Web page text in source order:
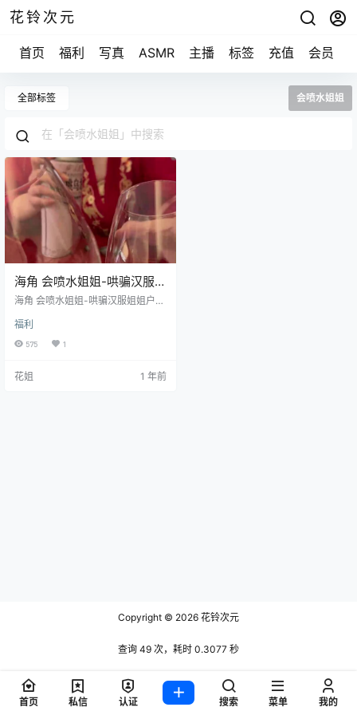
花铃次元
首页 福利 写真 ASMR 主播 标签 充值 会员
全部标签 会喷水姐姐
海角 会喷水姐姐-哄骗汉服姐
姐户外游戏 [1v/1.36G]
海角 会喷水姐姐-哄骗汉服姐姐户外
福利
575 1
花姐 1 年前
Copyright © 2026 花铃次元
查询 49 次，耗时 0.3077 秒
首页 私信 认证 搜索 菜单 我的